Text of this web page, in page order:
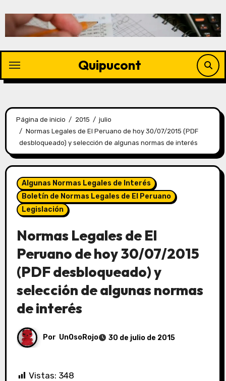
Quipucont
Página de inicio 2015
julio
Normas Legales de El Peruano de hoy 30/07/2015 (PDF
desbloqueado) y selección de algunas normas de interés
Algunas Normas Legales de Interés
Boletín de Normas Legales de El Peruano
Legislación
Normas Legales de El
Peruano de hoy 30/07/2015
(PDF desbloqueado) y
selección de algunas normas
de interés
Por UnOsoRojo 30 de julio de 2015
Vistas: 348